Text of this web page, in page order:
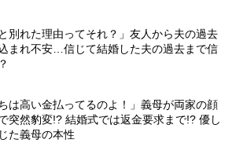
と別れた理由ってそれ？」友人から夫の過去
まれ不安…信じて結婚した夫の過去まで信
ちは高い金払ってるのよ！」義母が両家の顔
突然豹変!? 結婚式では返金要求まで!? 優し
た義母の本性